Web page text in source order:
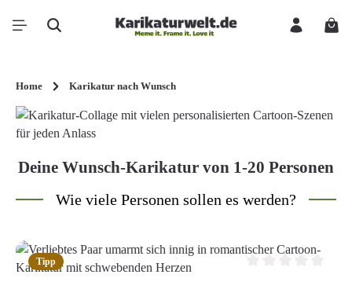
Zum Hauptinhalt springen
Home Karikatur nach Wunsch
Deine Wunsch-Karikatur von 1-20 Personen
Wie viele Personen sollen es werden?
Tipp